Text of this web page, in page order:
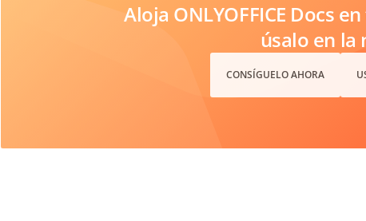
Aloja ONLYOFFICE Docs
úsalo en la
CONSÍGUELO AHORA